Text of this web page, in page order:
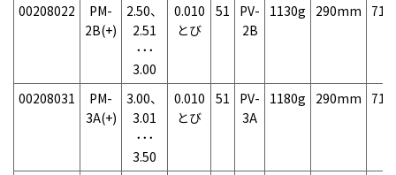
00208022
PM-
2B(+)
2.50、
2.51
･･･
3.00
0.010
とび
51
PV-
2B
1130g 290mm
00208031
PM-
3A(+)
3.00、
3.01
･･･
3.50
0.010
とび
51
PV-
3A
1180g 290mm